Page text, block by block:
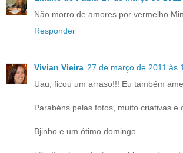
Não morro de amores por
Responder
Vivian Vieira 27 de março de 2011 às
Uau, ficou um arraso!!! Eu também
Parabéns pelas fotos, muito criativas e
Bjinho e um ótimo domingo.